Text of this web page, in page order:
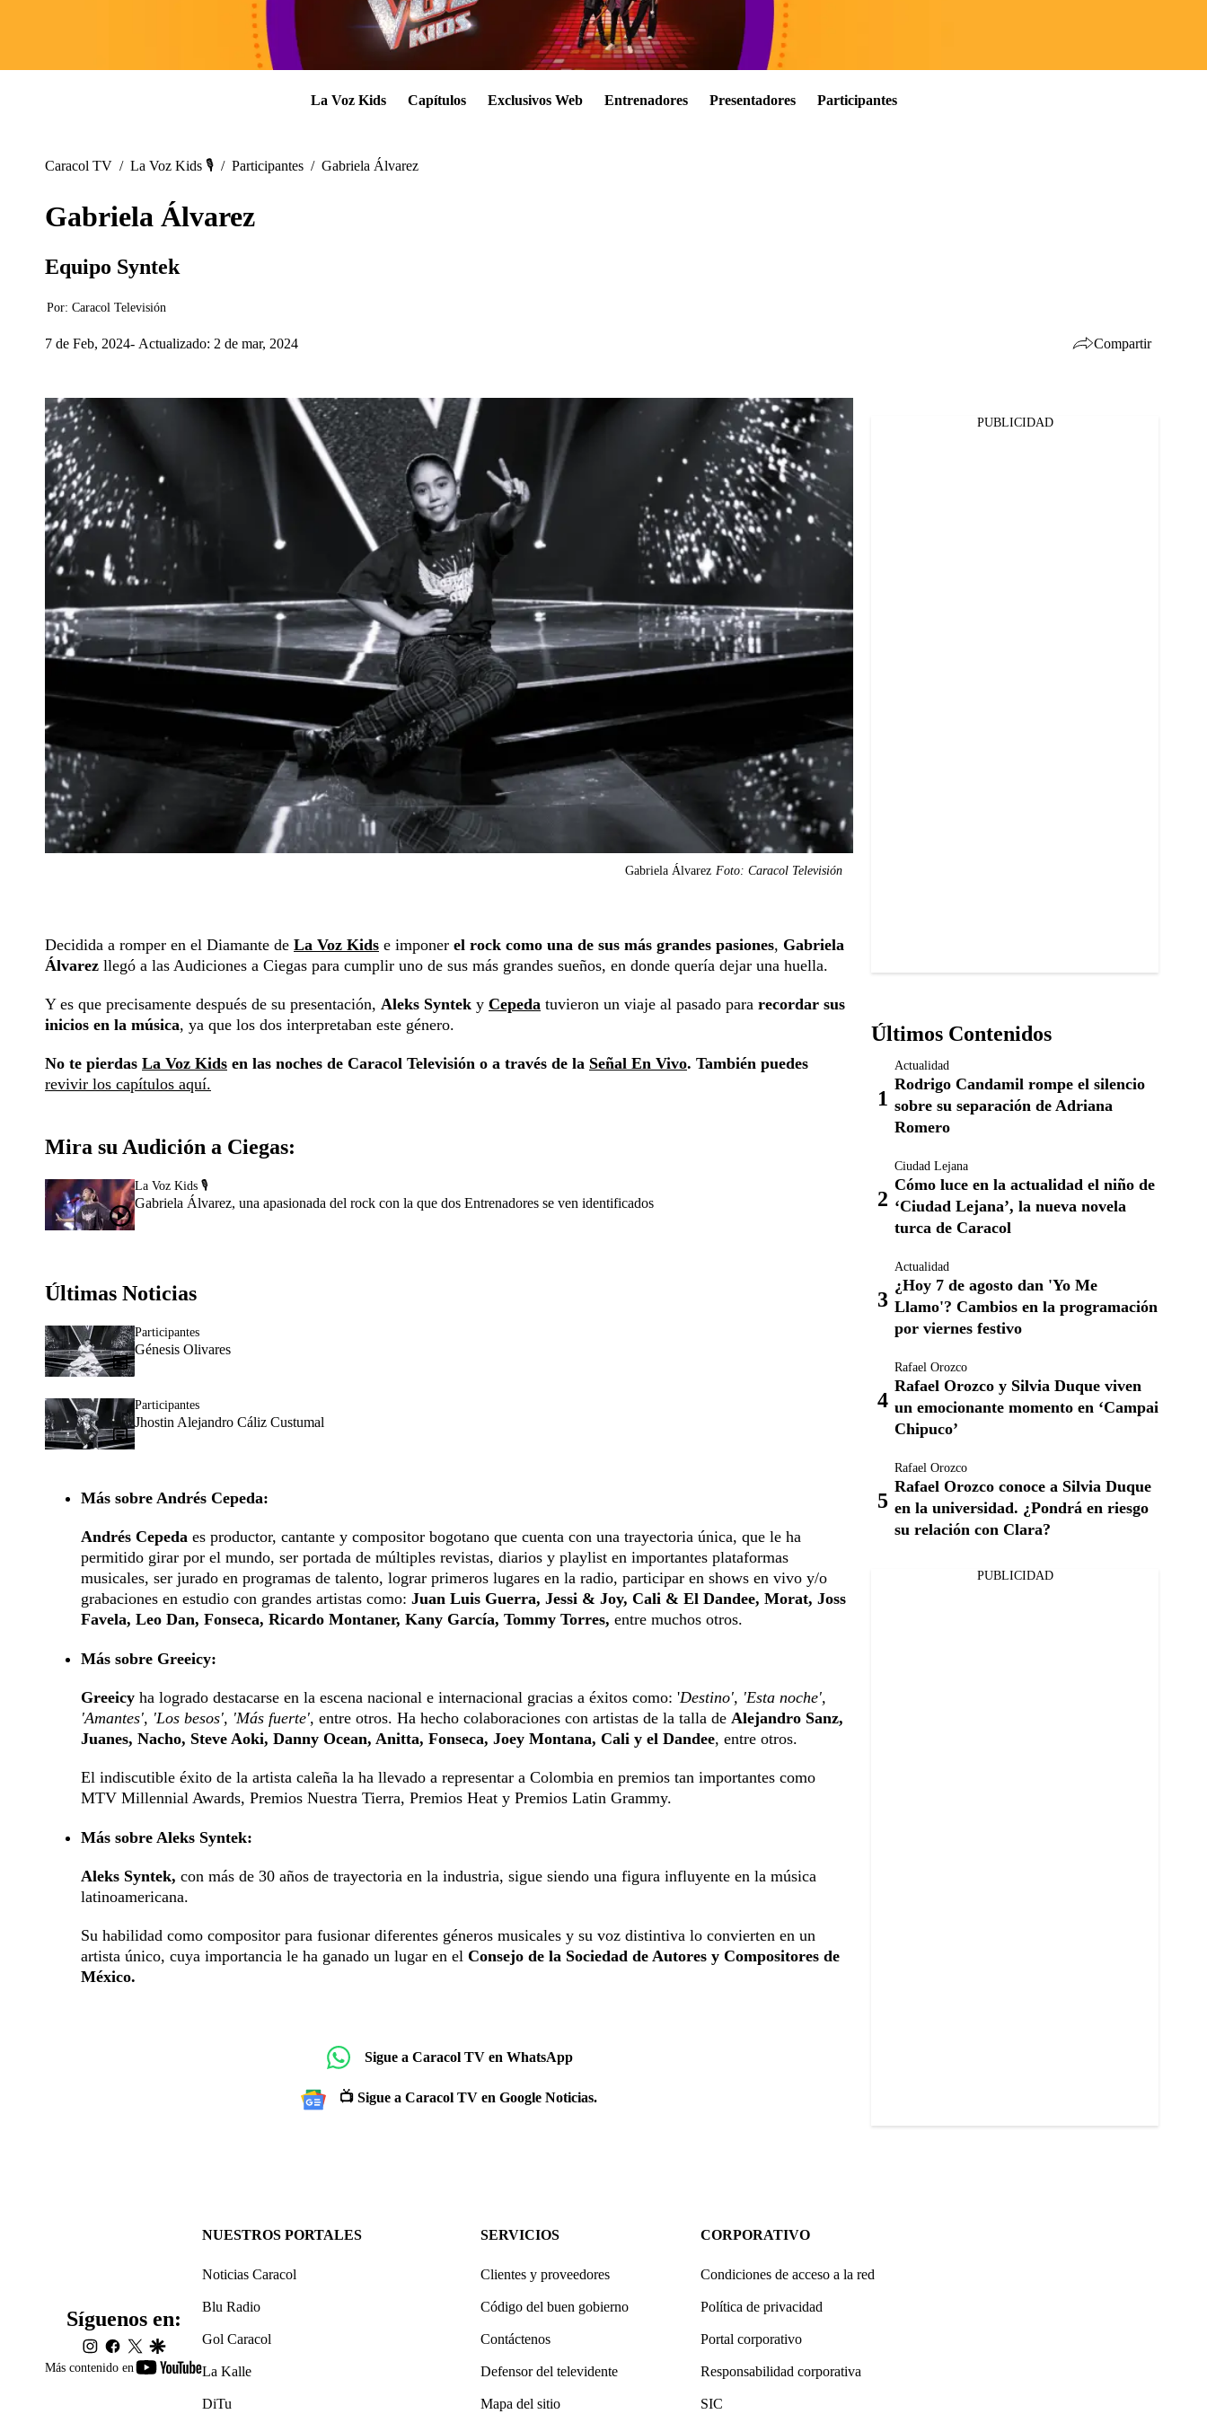
La Voz Kids Capítulos Exclusivos Web Entrenadores Presentadores Participantes
Caracol TV / La Voz Kids 🎙️ / Participantes / Gabriela Álvarez
Gabriela Álvarez
Equipo Syntek
Por: Caracol Televisión
7 de Feb, 2024 Actualizado: 2 de mar, 2024 Compartir
Facebook
Gabriela Álvarez Foto: Caracol Televisión
Decidida a romper en el Diamante de La Voz Kids e imponer el rock como una de sus más grandes pasiones, Gabriela
Álvarez llegó a las Audiciones a Ciegas para cumplir uno de sus más grandes sueños, en donde quería dejar una huella.
Y es que precisamente después de su presentación, Aleks Syntek y Cepeda tuvieron un viaje al pasado para recordar sus
inicios en la música, ya que los dos interpretaban este género.
No te pierdas La Voz Kids en las noches de Caracol Televisión o a través de la Señal En Vivo. También puedes
revivir los capítulos aquí.
Mira su Audición a Ciegas:
La Voz Kids 🎙️
Gabriela Álvarez, una apasionada del rock con la que dos Entrenadores se ven identificados
Últimas Noticias
Participantes
Génesis Olivares
Participantes
Jhostin Alejandro Cáliz Custumal
Más sobre Andrés Cepeda:
Andrés Cepeda es productor, cantante y compositor bogotano que cuenta con una trayectoria única, que le ha
permitido girar por el mundo, ser portada de múltiples revistas, diarios y playlist en importantes plataformas
musicales, ser jurado en programas de talento, lograr primeros lugares en la radio, participar en shows en vivo y/o
grabaciones en estudio con grandes artistas como: Juan Luis Guerra, Jessi & Joy, Cali & El Dandee, Morat, Joss
Favela, Leo Dan, Fonseca, Ricardo Montaner, Kany García, Tommy Torres, entre muchos otros.
Más sobre Greeicy:
Greeicy ha logrado destacarse en la escena nacional e internacional gracias a éxitos como: 'Destino', 'Esta noche',
'Amantes', 'Los besos', 'Más fuerte', entre otros. Ha hecho colaboraciones con artistas de la talla de Alejandro Sanz,
Juanes, Nacho, Steve Aoki, Danny Ocean, Anitta, Fonseca, Joey Montana, Cali y el Dandee, entre otros.
El indiscutible éxito de la artista caleña la ha llevado a representar a Colombia en premios tan importantes como
MTV Millennial Awards, Premios Nuestra Tierra, Premios Heat y Premios Latin Grammy.
Más sobre Aleks Syntek:
Aleks Syntek, con más de 30 años de trayectoria en la industria, sigue siendo una figura influyente en la música
latinoamericana.
Su habilidad como compositor para fusionar diferentes géneros musicales y su voz distintiva lo convierten en un
artista único, cuya importancia le ha ganado un lugar en el Consejo de la Sociedad de Autores y Compositores de
México.
Sigue a Caracol TV en WhatsApp
📺 Sigue a Caracol TV en Google Noticias.
PUBLICIDAD
Últimos Contenidos
Actualidad
Rodrigo Candamil rompe el silencio
sobre su separación de Adriana
Romero
Ciudad Lejana
Cómo luce en la actualidad el niño de
‘Ciudad Lejana’, la nueva novela
turca de Caracol
Actualidad
¿Hoy 7 de agosto dan 'Yo Me
Llamo'? Cambios en la programación
por viernes festivo
Rafael Orozco
Rafael Orozco y Silvia Duque viven
un emocionante momento en ‘Campai
Chipuco’
Rafael Orozco
Rafael Orozco conoce a Silvia Duque
en la universidad. ¿Pondrá en riesgo
su relación con Clara?
PUBLICIDAD
Más contenido en
youtube-
Síguenos en:
instagram
facebook
twittergoogle
NUESTROS PORTALES
Noticias Caracol
Blu Radio
Gol Caracol
La Kalle
DiTu
SERVICIOS
Clientes y proveedores
Código del buen gobierno
Contáctenos
Defensor del televidente
Mapa del sitio
CORPORATIVO
Condiciones de acceso a la red
Política de privacidad
Portal corporativo
Responsabilidad corporativa
SIC